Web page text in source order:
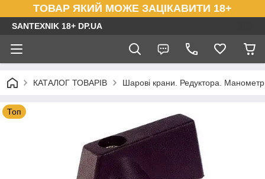
ТОВАР ЯКИЙ МОЖЕ ЗАЦІКАВИТИ 18+
SANTEXNIK 18+ DP.UA
КАТАЛОГ ТОВАРІВ Шарові крани. Редуктора.
Топ